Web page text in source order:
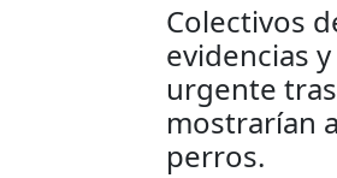
Colectivos
evidencias
urgente
mostrarían
perros.